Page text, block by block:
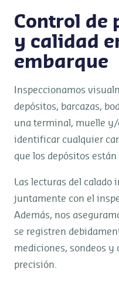
Control de
y calidad
embarque
Inspeccionamos
depósitos, barcazas,
una terminal, muelle y/
identificar cualquier
que los depósitos
Las lecturas del
juntamente con el
Además, nos
se registren
mediciones, sondeos y
precisión.